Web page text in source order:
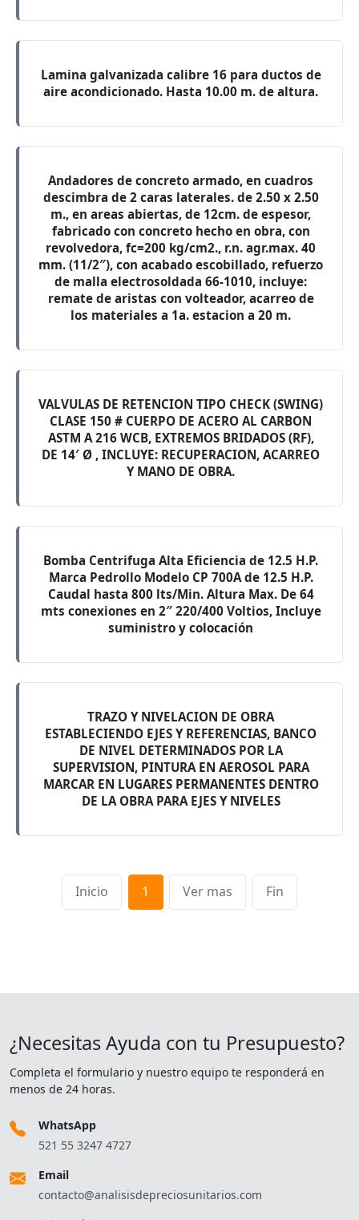
Lamina galvanizada calibre 16 para ductos de
aire acondicionado. Hasta 10.00 m. de altura.
Andadores de concreto armado, en cuadros
descimbra de 2 caras laterales. de 2.50 x 2.50
m., en areas abiertas, de 12cm. de espesor,
fabricado con concreto hecho en obra, con
revolvedora, fc=200 kg/cm2., r.n. agr.max. 40
mm. (11/2″), con acabado escobillado, refuerzo
de malla electrosoldada 66-1010, incluye:
remate de aristas con volteador, acarreo de
los materiales a 1a. estacion a 20 m.
VALVULAS DE RETENCION TIPO CHECK (SWING)
CLASE 150 # CUERPO DE ACERO AL CARBON
ASTM A 216 WCB, EXTREMOS BRIDADOS (RF),
DE 14′ Ø , INCLUYE: RECUPERACION, ACARREO
Y MANO DE OBRA.
Bomba Centrifuga Alta Eficiencia de 12.5 H.P.
Marca Pedrollo Modelo CP 700A de 12.5 H.P.
Caudal hasta 800 lts/Min. Altura Max. De 64
mts conexiones en 2″ 220/400 Voltios, Incluye
suministro y colocación
TRAZO Y NIVELACION DE OBRA
ESTABLECIENDO EJES Y REFERENCIAS, BANCO
DE NIVEL DETERMINADOS POR LA
SUPERVISION, PINTURA EN AEROSOL PARA
MARCAR EN LUGARES PERMANENTES DENTRO
DE LA OBRA PARA EJES Y NIVELES
Inicio 1 Ver mas Fin
¿Necesitas Ayuda con tu Presupuesto?
Completa el formulario y nuestro equipo te responderá en
menos de 24 horas.
WhatsApp
521 55 3247 4727
Email
contacto@analisisdepreciosunitarios.com